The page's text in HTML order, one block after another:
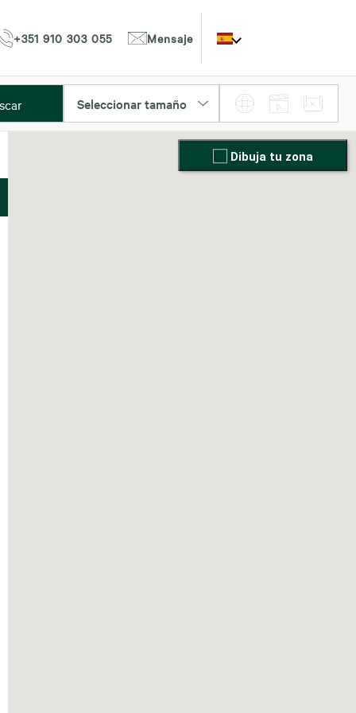
+351 910 303 055 Mensaje
Seleccionar tamaño
Dibuja tu zona